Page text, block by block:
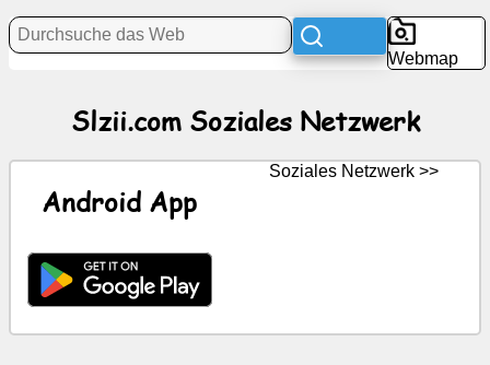
Kostenlose
ChatGPT
Kontakte
Webmap
Slzii.com Soziales Netzwerk
Android App
Soziales Netzwerk >>